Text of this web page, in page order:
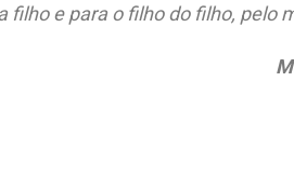
filho e para o filho do filho, pelo